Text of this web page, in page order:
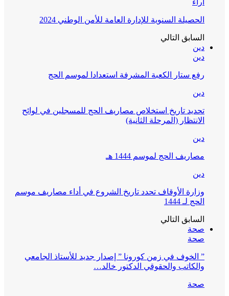
آراء
الحصيلة السنوية للإدارة العامة للأمن الوطني 2024
السابق التالي
دين
دين
رفع ستار الكعبة المشرفة استعدادا لموسم الحج
دين
تحديد تاريخ استخلاص مصاريف الحج للمسجلين في لوائح
الانتظار (المرحلة الثانية)
دين
مصاريف الحج لموسم 1444 هـ
دين
وزارة الأوقاف تحدد تاريخ الشروع في أداء مصاريف موسم
الحج لـ 1444
السابق التالي
صحة
صحة
” الخوف في زمن كورونا ” إصدار جديد للأستاذ الجامعي
والكاتب والحقوقي الدكتور خالد…
صحة